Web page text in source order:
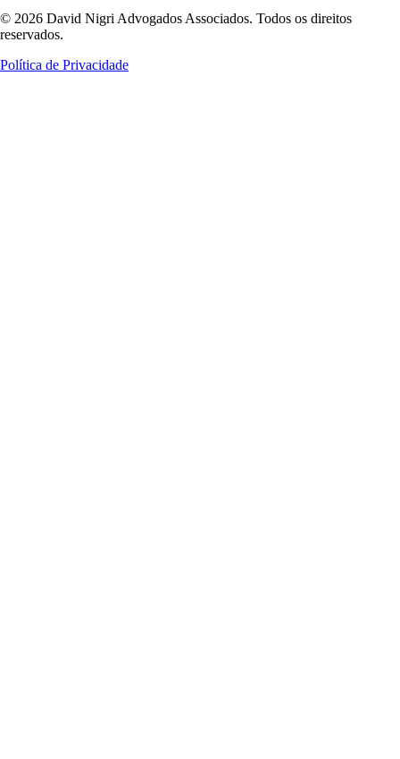
© 2026 David Nigri Advogados Associados. Todos os direitos
reservados.
Política de Privacidade